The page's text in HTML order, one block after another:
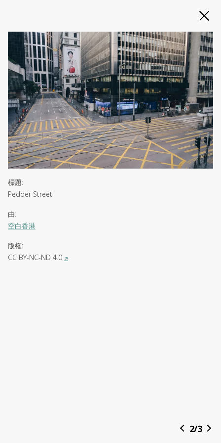
Slide 2 of 3
標題:
Pedder Street
由:
空白香港
版權:
CC BY-NC-ND 4.0 ↗
2/3